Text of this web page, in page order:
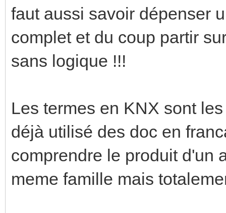
faut aussi savoir dépenser
complet et du coup partir
sans logique !!!
Les termes en KNX sont
déjà utilisé des doc en
comprendre le produit d'un
meme famille mais